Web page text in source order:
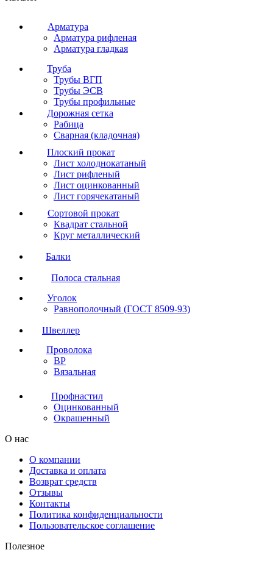
Арматура
Арматура рифленая
Арматура гладкая
Труба
Трубы ВГП
Трубы ЭСВ
Трубы профильные
Дорожная сетка
Рабица
Сварная (кладочная)
Плоский прокат
Лист холоднокатаный
Лист рифленый
Лист оцинкованный
Лист горячекатаный
Сортовой прокат
Квадрат стальной
Круг металлический
Балки
Полоса стальная
Уголок
Равнополочный (ГОСТ 8509-93)
Швеллер
Проволока
ВР
Вязальная
Профнастил
Оцинкованный
Окрашенный
О нас
О компании
Доставка и оплата
Возврат средств
Отзывы
Контакты
Политика конфиденциальности
Пользовательское соглашение
Полезное